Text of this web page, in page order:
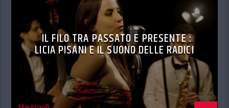
IL FILO TRA PASSATO E PRESENTE :
LICIA PISANI E IL SUONO DELLE RADICI